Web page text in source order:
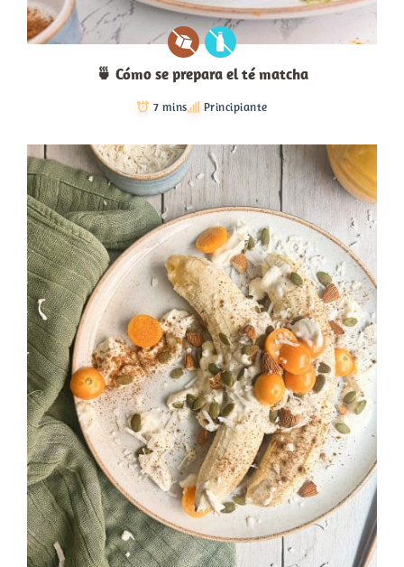
🍵 Cómo se prepara el té matcha
7 mins Principiante